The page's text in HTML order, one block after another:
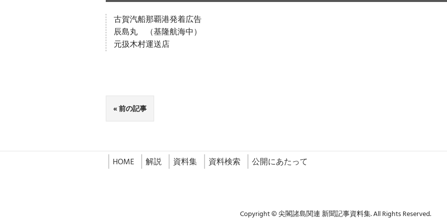
古賀汽船那覇港発着広告
辰島丸 （基隆航海中）
元扱木村運送店
前の記事
HOME 解説 資料集 資料検索 公開にあたって
Copyright © 尖閣諸島関連 新聞記事資料集. All Rights Reserved.